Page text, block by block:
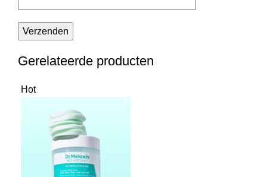
Gerelateerde producten
Hot